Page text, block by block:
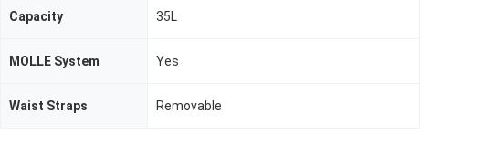
Capacity 35L
MOLLE System Yes
Waist Straps Removable